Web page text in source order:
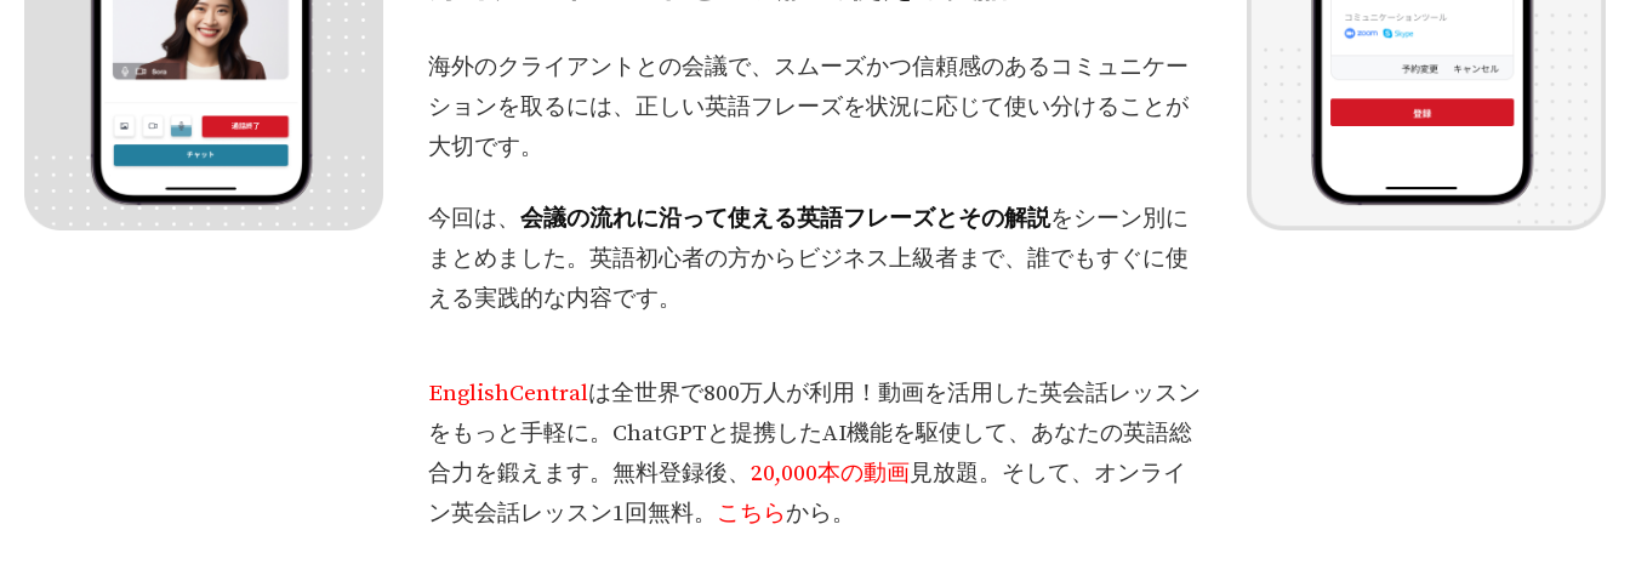
海外のクライアントとの会議で、スムーズかつ信頼感のあるコミュニケー
ションを取るには、正しい英語フレーズを状況に応じて使い分けることが
大切です。
今回は、 会議の流れに沿って使える英語フレーズとその解説をシーン別に
まとめました。英語初心者の方からビジネス上級者まで、誰でもすぐに使
える実践的な内容です。
EnglishCentralは全世界で800万人が利用！動画を活用した英会話レッスン
をもっと手軽に。ChatGPTと提携したAI機能を駆使して、あなたの英語総
合力を鍛えます。無料登録後、 20,000本の動画見放題。そして、オンライ
ン英会話レッスン1回無料。 こちらから。